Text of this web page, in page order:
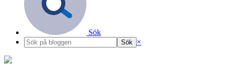
Sök
×